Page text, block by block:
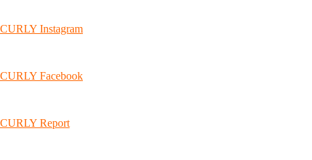
CURLY Instagram
CURLY Facebook
CURLY Report